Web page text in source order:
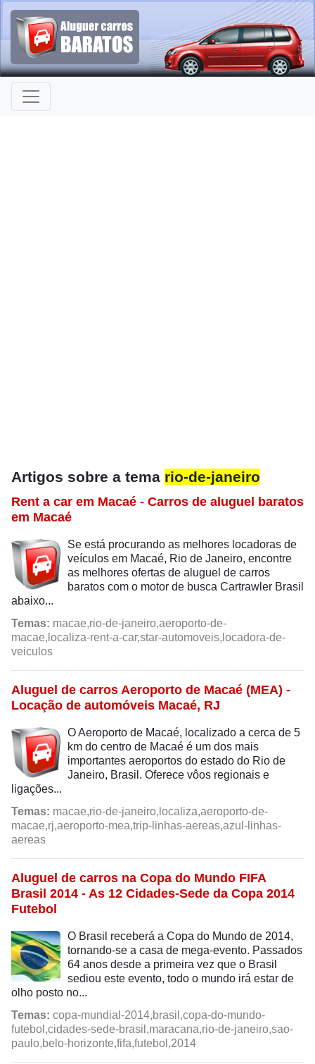
Artigos sobre a tema rio-de-janeiro
Rent a car em Macaé - Carros de aluguel baratos
em Macaé
Se está procurando as melhores locadoras de
veículos em Macaé, Rio de Janeiro, encontre
as melhores ofertas de aluguel de carros
baratos com o motor de busca Cartrawler Brasil
abaixo...
Temas: macae,rio-de-janeiro,aeroporto-de-
macae,localiza-rent-a-car,star-automoveis,locadora-de-
veiculos
Aluguel de carros Aeroporto de Macaé (MEA) -
Locação de automóveis Macaé, RJ
O Aeroporto de Macaé, localizado a cerca de 5
km do centro de Macaé é um dos mais
importantes aeroportos do estado do Rio de
Janeiro, Brasil. Oferece vôos regionais e
ligações...
Temas: macae,rio-de-janeiro,localiza,aeroporto-de-
macae,rj,aeroporto-mea,trip-linhas-aereas,azul-linhas-
aereas
Aluguel de carros na Copa do Mundo FIFA
Brasil 2014 - As 12 Cidades-Sede da Copa 2014
Futebol
O Brasil receberá a Copa do Mundo de 2014,
tornando-se a casa de mega-evento. Passados
64 anos desde a primeira vez que o Brasil
sediou este evento, todo o mundo irá estar de
olho posto no...
Temas: copa-mundial-2014,brasil,copa-do-mundo-
futebol,cidades-sede-brasil,maracana,rio-de-janeiro,sao-
paulo,belo-horizonte,fifa,futebol,2014